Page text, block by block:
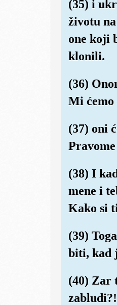
(35) i
životu
one koji
klonili.
(36)
Mi ćemo
(37) oni
(38) I
mene i
Kako si
(39)
biti, kad
(40) Zar
zabludi?!